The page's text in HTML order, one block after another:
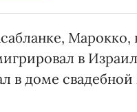
Марокко,
в
в доме